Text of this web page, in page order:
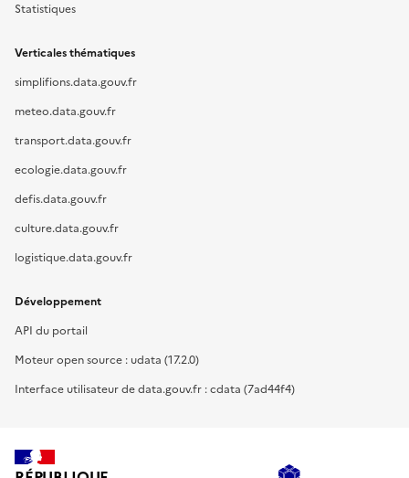
Statistiques
Verticales thématiques
simplifions.data.gouv.fr
meteo.data.gouv.fr
transport.data.gouv.fr
ecologie.data.gouv.fr
defis.data.gouv.fr
culture.data.gouv.fr
logistique.data.gouv.fr
Développement
API du portail
Moteur open source : udata (17.2.0)
Interface utilisateur de data.gouv.fr : cdata (7ad44f4)